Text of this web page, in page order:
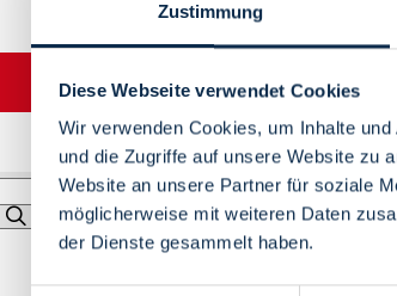
Zustimmung
Diese Webseite verwendet Cookies
Wir verwenden Cookies, um Inhalte
und die Zugriffe auf unsere Website zu
Website an unsere Partner für soziale
möglicherweise mit weiteren Daten
der Dienste gesammelt haben.